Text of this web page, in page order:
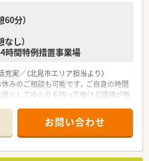
い方
安を感じているものの、手厚い教育サ
一度頑張りたい方
方もご相談に応じます。お気軽にお問い
60分）
なし）
時間特例措置事業場
実／（北見市エリア担当より）
みのご相談も可能です。ご自身の時間
員としてゆとりを持って働ける環境が整
＊
いて】
の立地 内科、循環器クリニックのの
お問い合わせ